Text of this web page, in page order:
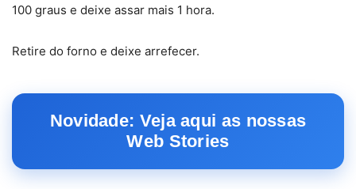
100 graus e deixe assar mais 1 hora.
Retire do forno e deixe arrefecer.
Novidade: Veja aqui as nossas
Web Stories